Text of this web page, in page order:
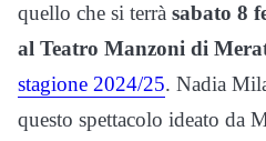
quello che si terrà sabato 8
al Teatro Manzoni di
stagione 2024/25. Nadia
questo spettacolo ideato da